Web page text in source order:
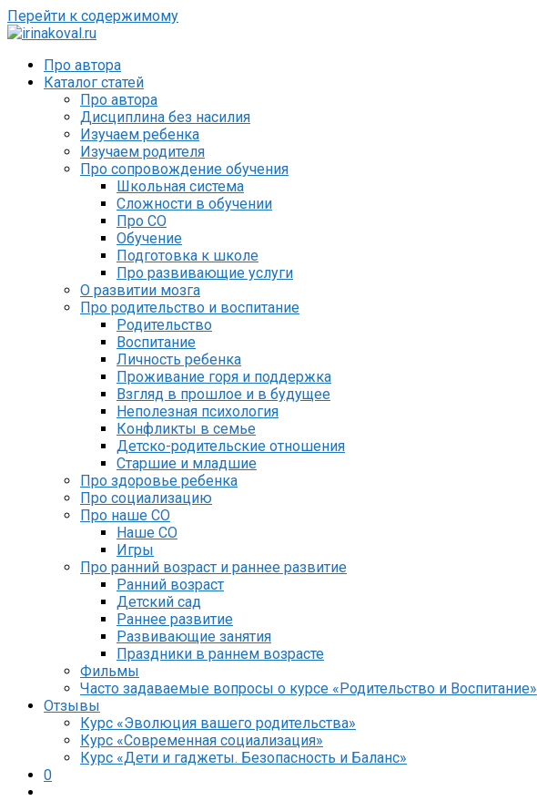
Перейти к содержимому
Про автора
Каталог статей
Про автора
Дисциплина без насилия
Изучаем ребенка
Изучаем родителя
Про сопровождение обучения
Школьная система
Сложности в обучении
Про СО
Обучение
Подготовка к школе
Про развивающие услуги
О развитии мозга
Про родительство и воспитание
Родительство
Воспитание
Личность ребенка
Проживание горя и поддержка
Взгляд в прошлое и в будущее
Неполезная психология
Конфликты в семье
Детско-родительские отношения
Старшие и младшие
Про здоровье ребенка
Про социализацию
Про наше СО
Наше СО
Игры
Про ранний возраст и раннее развитие
Ранний возраст
Детский сад
Раннее развитие
Развивающие занятия
Праздники в раннем возрасте
Фильмы
Часто задаваемые вопросы о курсе «Родительство и Воспитание»
Отзывы
Курс «Эволюция вашего родительства»
Курс «Современная социализация»
Курс «Дети и гаджеты. Безопасность и Баланс»
0